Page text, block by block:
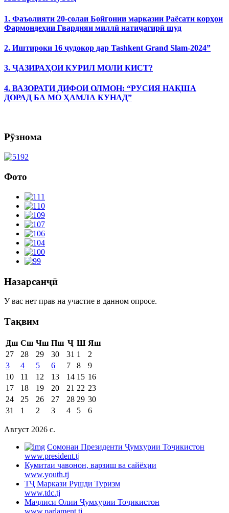
1. Фаъолияти 20-солаи Бойгонии марказии Раёсати корҳои
Фармондеҳии Гвардияи миллӣ натиҷагирӣ шуд
2. Иштироки 16 ҷудокор дар Tashkent Grand Slam-2024”
3. ҶАЗИРАҲОИ КУРИЛ МОЛИ КИСТ?
4. ВАЗОРАТИ ДИФОИ ОЛМОН: “РУСИЯ НАҚША
ДОРАД БА МО ҲАМЛА КУНАД”
Рӯзнома
Фото
Назарсанҷӣ
У вас нет прав на участие в данном опросе.
Тақвим
Дш Сш Чш Пш Ҷ Ш Яш
27
28 29 30 31 1
2
3
4 5 6 7 8
9
10
11 12 13 14 15 16
17
18 19 20 21 22 23
24
25 26 27 28 29 30
31
1 2 3 4 5 6
Август 2026 c.
Cомонаи Президенти Ҷумҳурии Тоҷикистон
www.president.tj
Кумитаи ҷавонон, варзиш ва сайёҳии
www.youth.tj
ТҶ Маркази Рушди Туризм
www.tdc.tj
Маҷлиси Олии Ҷумҳурии Тоҷикистон
www.parlament.tj